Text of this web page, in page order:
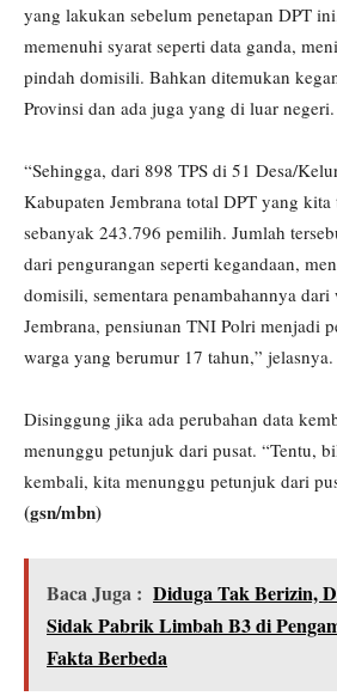
yang lakukan sebelum penetapan DPT
memenuhi syarat seperti data ganda,
pindah domisili. Bahkan ditemukan
Provinsi dan ada juga yang di luar negeri.
“Sehingga, dari 898 TPS di 51 Desa/
Kabupaten Jembrana total DPT yang
sebanyak 243.796 pemilih. Jumlah
dari pengurangan seperti kegandaan,
domisili, sementara penambahannya
Jembrana, pensiunan TNI Polri menjadi
warga yang berumur 17 tahun,” jelasnya.
Disinggung jika ada perubahan data
menunggu petunjuk dari pusat. “Tentu,
kembali, kita menunggu petunjuk dari
(gsn/mbn)
Baca Juga : Diduga Tak Berizin,
Sidak Pabrik Limbah B3 di
Fakta Berbeda